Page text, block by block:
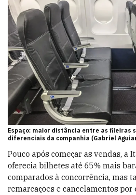
Espaço: maior distância entre as fileiras
diferenciais da companhia (Gabriel
Pouco após começar as vendas, a
oferecia bilhetes até 65% mais
comparados à concorrência, mas
remarcações e cancelamentos por